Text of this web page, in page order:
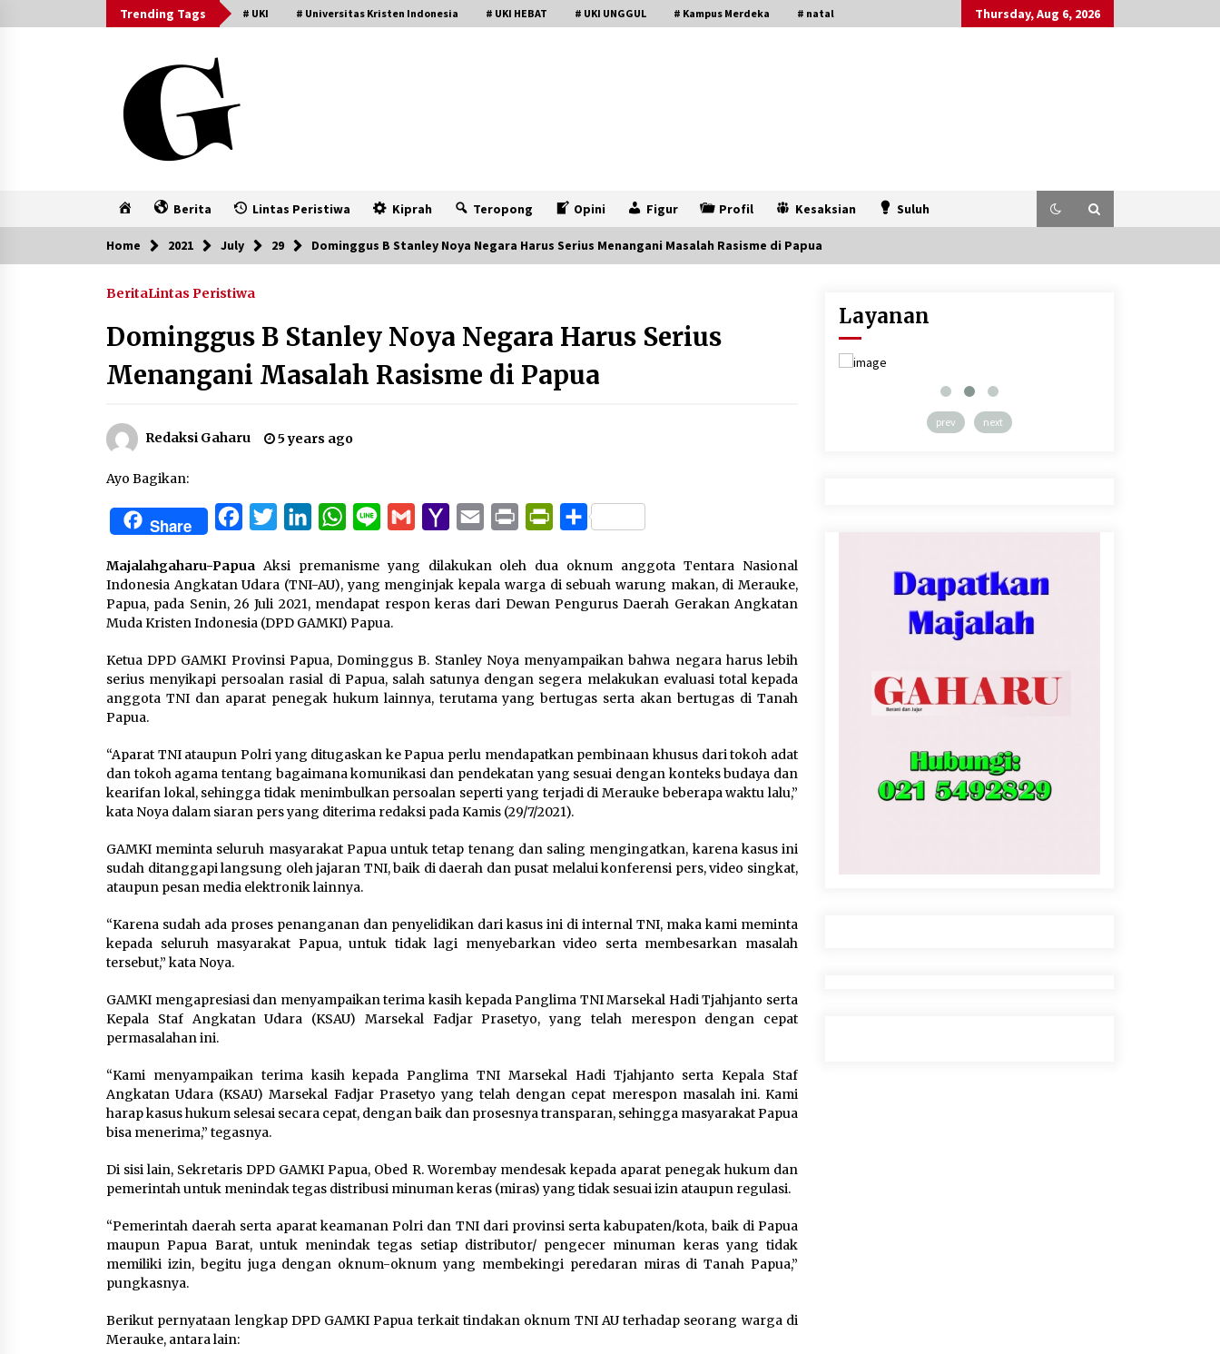
to
Trending Tags # UKI # Universitas Kristen Indonesia # UKI HEBAT # UKI UNGGUL # Kampus Merdeka # natal Thursday, Aug 6, 2026
Home Berita Lintas Peristiwa Kiprah Teropong Opini Figur Profil Kesaksian Suluh
Home 2021 July 29 Dominggus B Stanley Noya Negara Harus Serius Menangani Masalah Rasisme di Papua
BeritaLintas Peristiwa
Dominggus B Stanley Noya Negara Harus Serius
Menangani Masalah Rasisme di Papua
Redaksi Gaharu 5 years ago
Ayo Bagikan:
Share FacebookTwitterLinkedInWhatsApp
Line Gmail Yahoo Email Print PrintFriendly
Share
Majalahgaharu-Papua Aksi premanisme yang dilakukan oleh dua oknum anggota Tentara Nasional
Indonesia Angkatan Udara (TNI-AU), yang menginjak kepala warga di sebuah warung makan, di Merauke,
Papua, pada Senin, 26 Juli 2021, mendapat respon keras dari Dewan Pengurus Daerah Gerakan Angkatan
Muda Kristen Indonesia (DPD GAMKI) Papua.
Ketua DPD GAMKI Provinsi Papua, Dominggus B. Stanley Noya menyampaikan bahwa negara harus lebih
serius menyikapi persoalan rasial di Papua, salah satunya dengan segera melakukan evaluasi total kepada
anggota TNI dan aparat penegak hukum lainnya, terutama yang bertugas serta akan bertugas di Tanah
Papua.
“Aparat TNI ataupun Polri yang ditugaskan ke Papua perlu mendapatkan pembinaan khusus dari tokoh adat
dan tokoh agama tentang bagaimana komunikasi dan pendekatan yang sesuai dengan konteks budaya dan
kearifan lokal, sehingga tidak menimbulkan persoalan seperti yang terjadi di Merauke beberapa waktu lalu,”
kata Noya dalam siaran pers yang diterima redaksi pada Kamis (29/7/2021).
GAMKI meminta seluruh masyarakat Papua untuk tetap tenang dan saling mengingatkan, karena kasus ini
sudah ditanggapi langsung oleh jajaran TNI, baik di daerah dan pusat melalui konferensi pers, video singkat,
ataupun pesan media elektronik lainnya.
“Karena sudah ada proses penanganan dan penyelidikan dari kasus ini di internal TNI, maka kami meminta
kepada seluruh masyarakat Papua, untuk tidak lagi menyebarkan video serta membesarkan masalah
tersebut,” kata Noya.
GAMKI mengapresiasi dan menyampaikan terima kasih kepada Panglima TNI Marsekal Hadi Tjahjanto serta
Kepala Staf Angkatan Udara (KSAU) Marsekal Fadjar Prasetyo, yang telah merespon dengan cepat
permasalahan ini.
“Kami menyampaikan terima kasih kepada Panglima TNI Marsekal Hadi Tjahjanto serta Kepala Staf
Angkatan Udara (KSAU) Marsekal Fadjar Prasetyo yang telah dengan cepat merespon masalah ini. Kami
harap kasus hukum selesai secara cepat, dengan baik dan prosesnya transparan, sehingga masyarakat Papua
bisa menerima,” tegasnya.
Di sisi lain, Sekretaris DPD GAMKI Papua, Obed R. Worembay mendesak kepada aparat penegak hukum dan
pemerintah untuk menindak tegas distribusi minuman keras (miras) yang tidak sesuai izin ataupun regulasi.
“Pemerintah daerah serta aparat keamanan Polri dan TNI dari provinsi serta kabupaten/kota, baik di Papua
maupun Papua Barat, untuk menindak tegas setiap distributor/ pengecer minuman keras yang tidak
memiliki izin, begitu juga dengan oknum-oknum yang membekingi peredaran miras di Tanah Papua,”
pungkasnya.
Berikut pernyataan lengkap DPD GAMKI Papua terkait tindakan oknum TNI AU terhadap seorang warga di
Merauke, antara lain:
Layanan
prev next